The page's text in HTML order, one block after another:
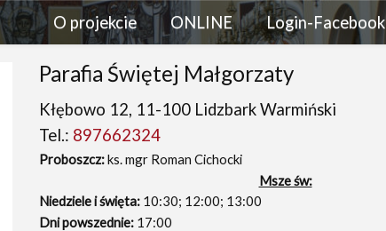
O projekcie ONLINE Login-Facebook
Parafia Świętej Małgorzaty
Kłębowo 12, 11-100 Lidzbark Warmiński
Tel.: 897662324
Proboszcz:ks. mgr Roman Cichocki
Msze św:
Niedziele i święta: 10:30; 12:00; 13:00
Dni powszednie: 17:00